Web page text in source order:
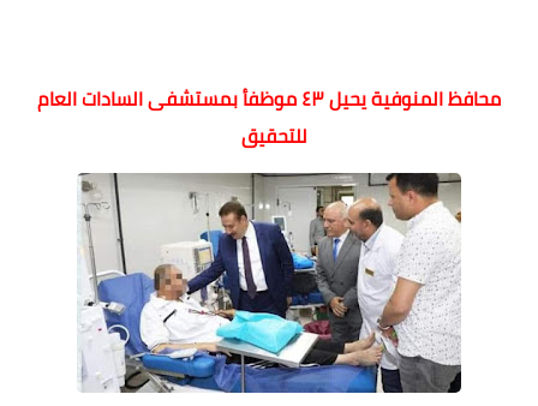
محافظ المنوفية يحيل ٤٣ موظفأ بمستشفى السادات العام
للتحقيق